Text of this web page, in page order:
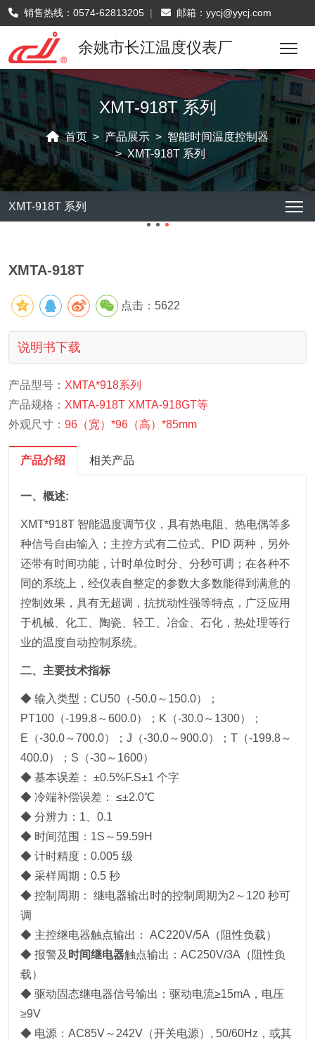
销售热线： 0574-62813205 | 邮箱： yycj@yycj.com
余姚市长江温度仪表厂
XMT-918T 系列
首页 产品展示
智能时间温度控制器
XMT-918T 系列
XMT-918T 系列
XMTA-918T
点击：5622
说明书下载
产品型号： XMTA*918系列
产品规格： XMTA-918T XMTA-918GT等
外观尺寸： 96（宽）*96（高）*85mm
产品介绍 相关产品
一、概述:
XMT*918T 智能温度调节仪，具有热电阻、热电偶等多
种信号自由输入；主控方式有二位式、PID 两种，另外
还带有时间功能，计时单位时分、分秒可调；在各种不
同的系统上，经仪表自整定的参数大多数能得到满意的
控制效果，具有无超调，抗扰动性强等特点，广泛应用
于机械、化工、陶瓷、轻工、冶金、石化，热处理等行
业的温度自动控制系统。
二、主要技术指标
◆ 输入类型：CU50（-50.0～150.0）；
PT100（-199.8～600.0）；K（-30.0～1300）；
E（-30.0～700.0）；J（-30.0～900.0）；T（-199.8～
400.0）；S（-30～1600）
◆ 基本误差： ±0.5%F.S±1 个字
◆ 冷端补偿误差： ≤±2.0℃
◆ 分辨力：1、0.1
◆ 时间范围：1S～59.59H
◆ 计时精度：0.005 级
◆ 采样周期：0.5 秒
◆ 控制周期： 继电器输出时的控制周期为2～120 秒可
调
◆ 主控继电器触点输出： AC220V/5A（阻性负载）
◆ 报警及 时间继电器触点输出：AC250V/3A（阻性负
载）
◆ 驱动固态继电器信号输出：驱动电流≥15mA，电压
≥9V
◆ 电源：AC85V～242V（开关电源）, 50/60Hz，或其